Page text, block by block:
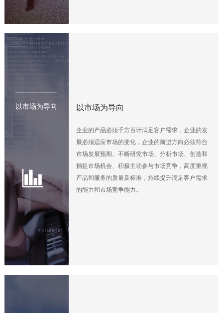
以市场为导向 以市场为导向
企业的产品必须千方百计满足客户需求，企业的发
展必须适应市场的变化，企业的前进方向必须符合
市场发展预期。不断研究市场、分析市场、创造和
捕捉市场机会、积极主动参与市场竞争，高度重视
产品和服务的质量及标准，持续提升满足客户需求
的能力和市场竞争能力。